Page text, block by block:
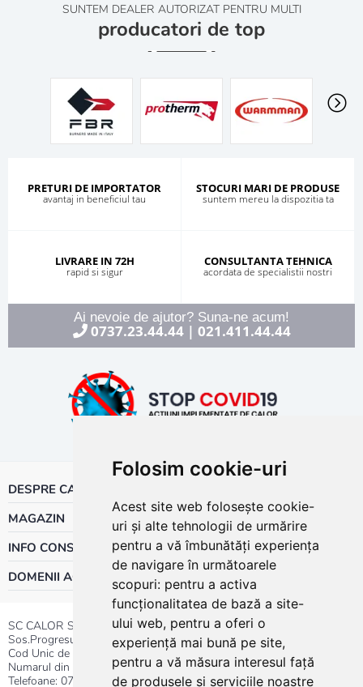
Folosim cookie-uri
Acest site web folosește cookie-
uri și alte tehnologii de urmărire
pentru a vă îmbunătăți experiența
de navigare în următoarele
scopuri: pentru a activa
funcționalitatea de bază a site-
ului web, pentru a oferi o
experiență mai bună pe site,
pentru a vă măsura interesul față
de produsele și serviciile noastre
SUNTEM DEALER AUTORIZAT PENTRU MULTI
producatori de top
PRETURI DE IMPORTATOR
avantaj in beneficiul tau
STOCURI MARI DE PRODUSE
suntem mereu la dispozitia ta
LIVRARE IN 72H
rapid si sigur
CONSULTANTA TEHNICA
acordata de specialistii nostri
Ai nevoie de ajutor? Suna-ne acum!
0737.23.44.44| 021.411.44.44
DESPRE CALOR
MAGAZIN
INFO CONSUMATOR
DOMENII ACTIVITATE
SC CALOR SRL
Sos.Progresului nr.30-40, Sector 5, Bucuresti
Cod Unic de Inregistrare: RO 3004724
Numarul din Registrul Comertului:J40/13176/1991
Telefoane: 0737.23.44.44|021.411.44.44